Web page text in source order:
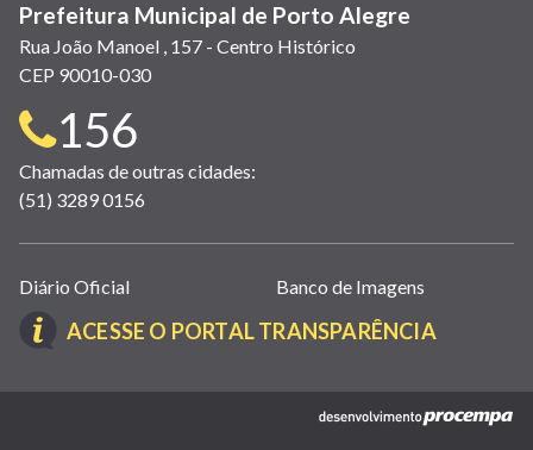
Prefeitura Municipal de Porto Alegre
Rua João Manoel , 157 - Centro Histórico
CEP 90010-030
Telefone
para
contato:
156
Chamadas de outras cidades:
(51) 3289 0156
Links
úteis
(abrem
Diário Oficial Banco de Imagens
ACESSE O PORTAL TRANSPARÊNCIA(LINK
EM
NOVA